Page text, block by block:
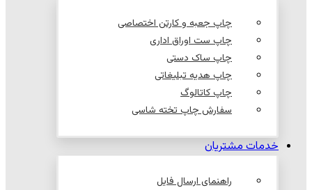
چاپ جعبه و کارتن اختصاصی
چاپ ست اوراق اداری
چاپ ساک دستی
چاپ هدیه تبلیغاتی
چاپ کاتالوگ
سفارش چاپ تخته شاسی
خدمات مشتریان
راهنمای ارسال فایل